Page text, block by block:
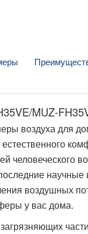
MUZ-
воздуха для
человеческого
воздушных
у вас дома.